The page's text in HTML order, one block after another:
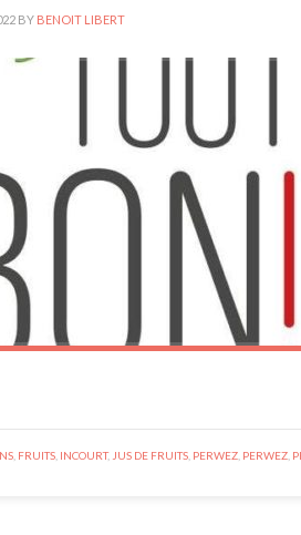
BY BENOIT LIBERT
FRUITS INCOURT, JUS DE FRUITS PERWEZ PERWEZ